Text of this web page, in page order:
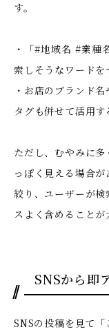
す。
・「#地域名 #業種
索しそうなワードを
・お店のブランド
タグも併せて活用す
ただし、むやみに
っぽく見える場合
絞り、ユーザーが
スよく含めることが
SNSから即
SNSの投稿を見て